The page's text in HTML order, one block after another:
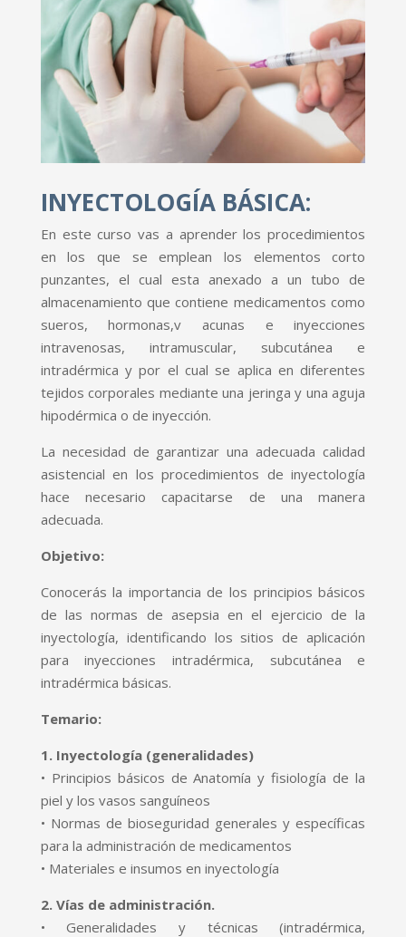
INYECTOLOGÍA BÁSICA:
En este curso vas a aprender los procedimientos
en los que se emplean los elementos corto
punzantes, el cual esta anexado a un tubo de
almacenamiento que contiene medicamentos como
sueros, hormonas,v acunas e inyecciones
intravenosas, intramuscular, subcutánea e
intradérmica y por el cual se aplica en diferentes
tejidos corporales mediante una jeringa y una aguja
hipodérmica o de inyección.
La necesidad de garantizar una adecuada calidad
asistencial en los procedimientos de inyectología
hace necesario capacitarse de una manera
adecuada.
Objetivo:
Conocerás la importancia de los principios básicos
de las normas de asepsia en el ejercicio de la
inyectología, identificando los sitios de aplicación
para inyecciones intradérmica, subcutánea e
intradérmica básicas.
Temario:
1. Inyectología (generalidades)
• Principios básicos de Anatomía y fisiología de la
piel y los vasos sanguíneos
• Normas de bioseguridad generales y específicas
para la administración de medicamentos
• Materiales e insumos en inyectología
2. Vías de administración.
• Generalidades y técnicas (intradérmica,